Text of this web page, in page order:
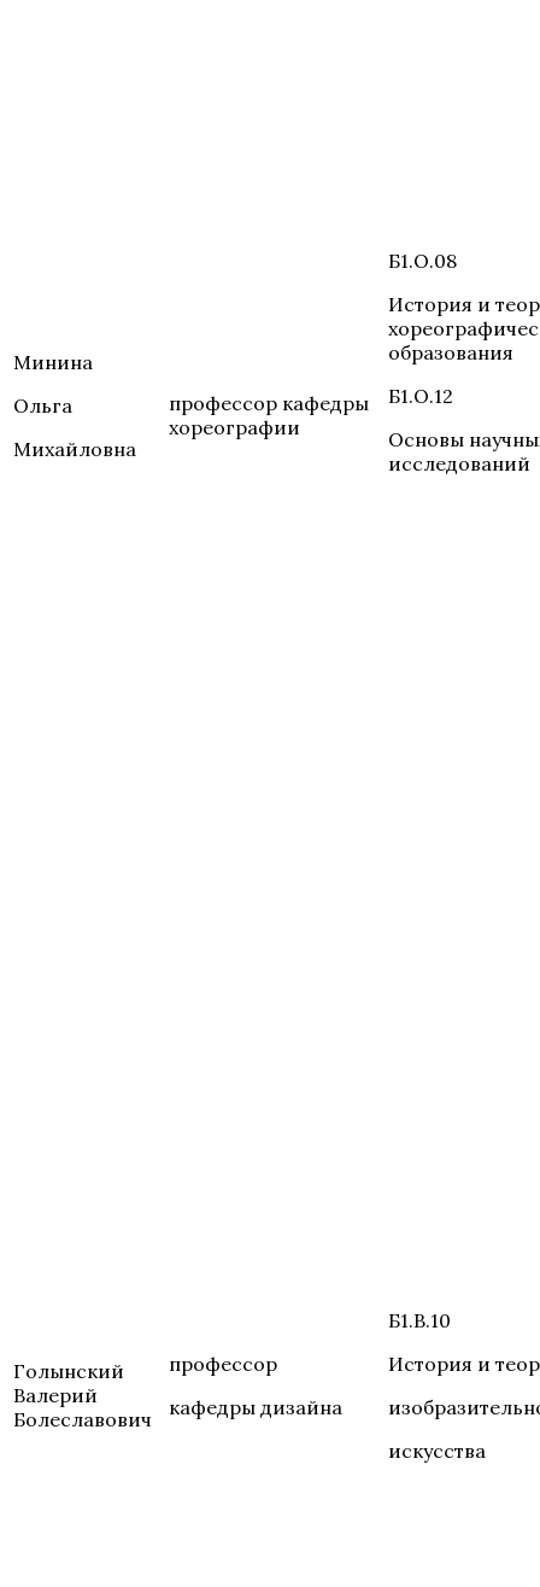
Минина
Ольга
Михайловна
профессор кафедры
хореографии
Б1.О.08
История и
образования
Б1.О.12
Основы
исследований
Голынский
Валерий
Болеславович
профессор
кафедры дизайна
Б1.В.10
История и
искусства